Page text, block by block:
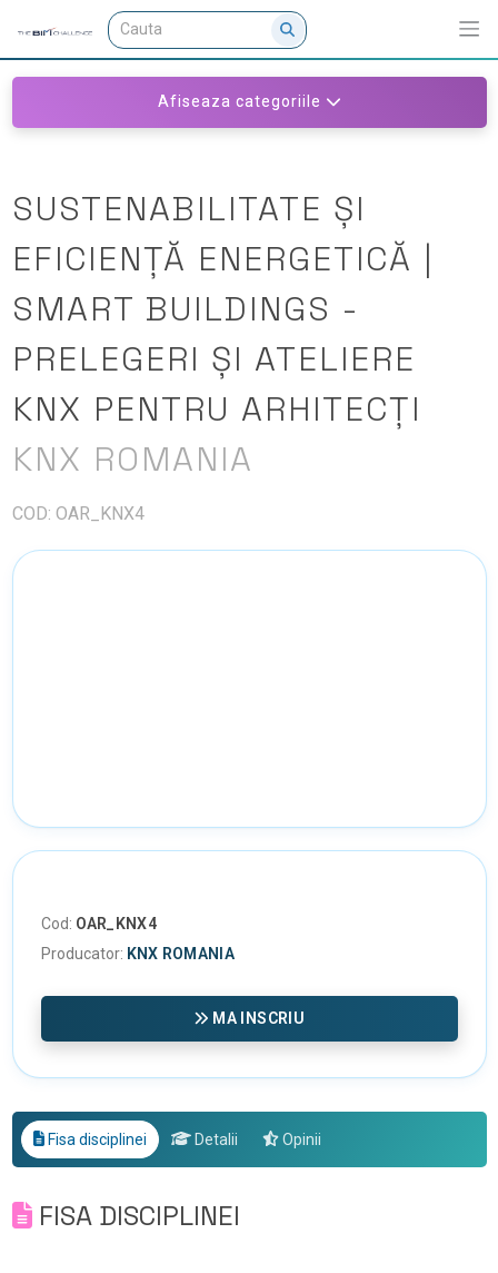
Afiseaza categoriile
SUSTENABILITATE ȘI
EFICIENȚĂ ENERGETICĂ |
SMART BUILDINGS -
PRELEGERI ȘI ATELIERE
KNX PENTRU ARHITECȚI
KNX ROMANIA
COD: OAR_KNX4
Cod: OAR_KNX4
Producator: KNX ROMANIA
MA INSCRIU
Fisa disciplinei Detalii Opinii
FISA DISCIPLINEI